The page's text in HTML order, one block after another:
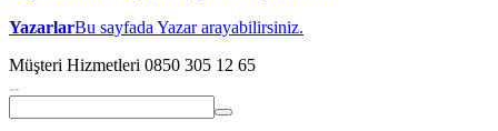
YazarlarBu sayfada Yazar arayabilirsiniz.
Müşteri Hizmetleri 0850 305 12 65